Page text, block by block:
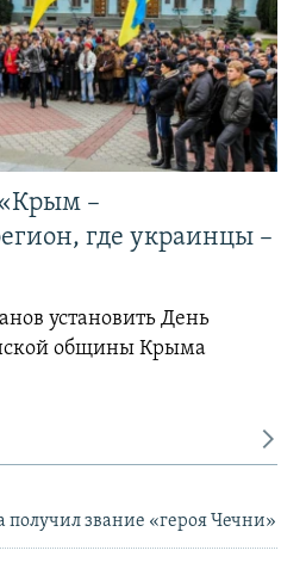
–
где украинцы –
установить День
общины Крыма
звание «героя Чечни»